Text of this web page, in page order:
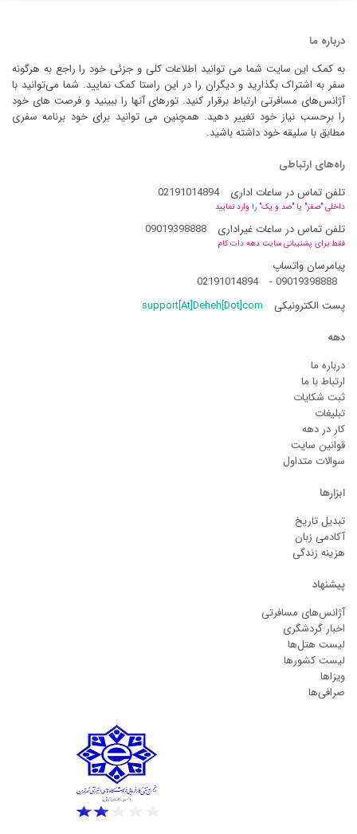
درباره ما
به کمک این سایت شما می توانید اطلاعات کلی و جزئی خود را راجع به هرگونه
سفر به اشتراک بگذارید و دیگران را در این راستا کمک نمایید. شما می‌توانید با
آژانس‌های مسافرتی ارتباط برقرار کنید. تورهای آنها را ببینید و فرصت های خود
را برحسب نیاز خود تغییر دهید. همچنین می توانید برای خود برنامه سفری
مطابق با سلیقه خود داشته باشید.
راه‌های ارتباطی
تلفن تماس در ساعات اداری
02191014894
داخلی "صفر" یا "صد و یک" را وارد نمایید
تلفن تماس در ساعات غیراداری 09019398888
فقط برای پشتیبانی سایت دهه دات کام
پیامرسان واتساپ
09019398888
-
02191014894
پست الکترونیکی
support[At]Deheh[Dot]com
دهه
درباره ما
ارتباط با ما
ثبت شکایات
تبلیغات
کار در دهه
قوانین سایت
سوالات متداول
ابزارها
تبدیل تاریخ
آکادمی زبان
هزینه زندگی
پیشنهاد
آژانس‌های مسافرتی
اخبار گردشگری
لیست هتل‌ها
لیست کشورها
ویزاها
صرافی‌ها